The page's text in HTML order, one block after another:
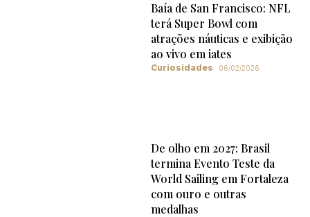
Baía de San Francisco: NFL
terá Super Bowl com
atrações náuticas e exibição
ao vivo em iates
Curiosidades 06/02/2026
De olho em 2027: Brasil
termina Evento Teste da
World Sailing em Fortaleza
com ouro e outras
medalhas